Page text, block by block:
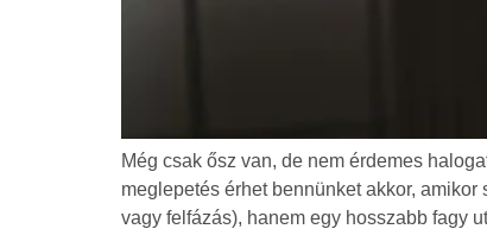
Még csak ősz van, de nem érdemes
meglepetés érhet bennünket akkor,
vagy felfázás), hanem egy hosszabb fagy